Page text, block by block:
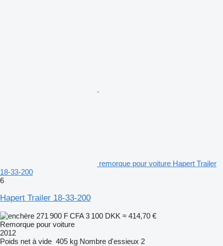
remorque pour voiture Hapert Trailer
18-33-200
6
Hapert Trailer 18-33-200
271 900 F CFA3 100 DKK ≈ 414,70 €
Remorque pour voiture
2012
Poids net à vide 405 kg Nombre d'essieux 2